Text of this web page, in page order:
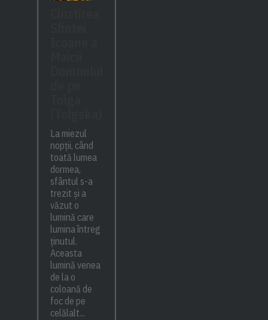
La miezul
nopții, când
toată lumea
dormea,
sfântul s-a
trezit și a
văzut o
lumină care
lumina întreg
ținutul.
Aceasta
lumină venea
de la o
coloană de
foc de pe
celălalt...